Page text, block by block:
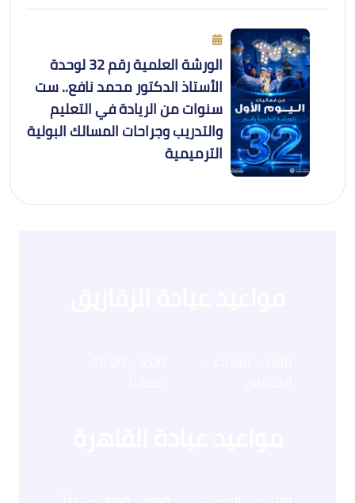
الورشة العلمية رقم 32 لوحدة
الأستاذ الدكتور محمد نافع.. ست
سنوات من الريادة في التعليم
والتدريب وجراحات المسالك البولية
الترميمية